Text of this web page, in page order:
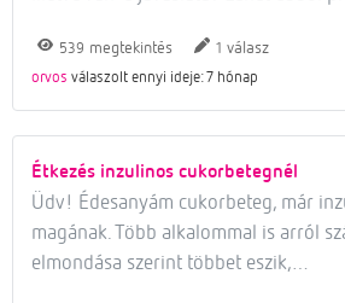
539 megtekintés 1 válasz
orvos válaszolt ennyi ideje: 7 hónap
Étkezés inzulinos cukorbetegnél
Üdv! Édesanyám cukorbeteg, már
magának. Több alkalommal is arról
elmondása szerint többet eszik,…